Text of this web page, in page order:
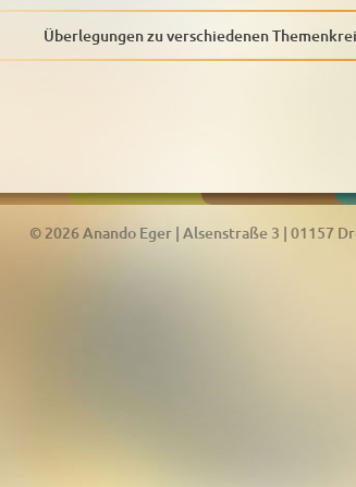
Überlegungen zu verschiedenen
© 2026 Anando Eger | Alsenstraße 3 | 01157